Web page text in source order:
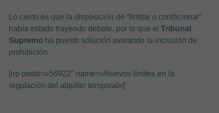
Lo cierto es que la disposición de “limitar o condicionar”
había estado trayendo debate, por lo que el Tribunal
Supremo ha puesto solución avalando la inclusión de
prohibición.
[irp posts=»56922″ name=»Nuevos límites en la
regulación del alquiler temporal»]